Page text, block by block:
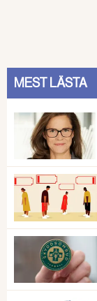
MEST LÄSTA